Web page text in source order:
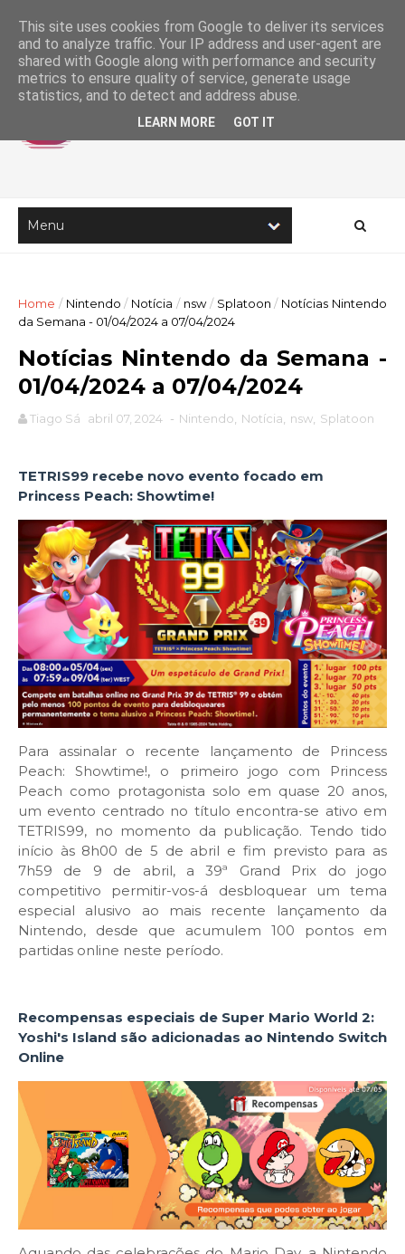
Home / Nintendo / Notícia / nsw / Splatoon / Notícias Nintendo
da Semana - 01/04/2024 a 07/04/2024
Notícias Nintendo da Semana -
01/04/2024 a 07/04/2024
Tiago Sá abril 07, 2024 - Nintendo Notícia nsw Splatoon
TETRIS99 recebe novo evento focado em
Princess Peach: Showtime!
Para assinalar o recente lançamento de Princess
Peach: Showtime!, o primeiro jogo com Princess
Peach como protagonista solo em quase 20 anos,
um evento centrado no título encontra-se ativo em
TETRIS99, no momento da publicação. Tendo tido
início às 8h00 de 5 de abril e fim previsto para as
7h59 de 9 de abril, a 39ª Grand Prix do jogo
competitivo permitir-vos-á desbloquear um tema
especial alusivo ao mais recente lançamento da
Nintendo, desde que acumulem 100 pontos em
partidas online neste período.
Recompensas especiais de Super Mario World 2:
Yoshi's Island são adicionadas ao Nintendo Switch
Online
This site uses cookies from Google to deliver its services
and to analyze traffic. Your IP address and user-agent are
shared with Google along with performance and security
metrics to ensure quality of service, generate usage
statistics, and to detect and address abuse.
LEARN MORE GOT IT